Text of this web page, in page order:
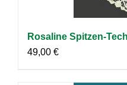
Rosaline Spitzen-
49,00 €